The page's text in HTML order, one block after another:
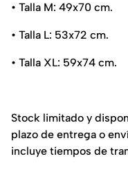
• Talla M: 49x70 cm.
• Talla L: 53x72 cm.
• Talla XL: 59x74 cm.
Stock limitado y
plazo de entrega o
incluye tiempos de